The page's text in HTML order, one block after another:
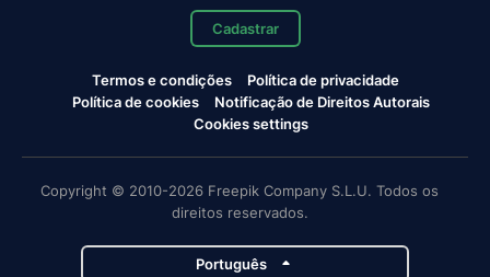
Cadastrar
Termos e condições
Política de privacidade
Política de cookies
Notificação de Direitos Autorais
Cookies settings
Copyright © 2010-2026 Freepik Company S.L.U. Todos os
direitos reservados.
Português